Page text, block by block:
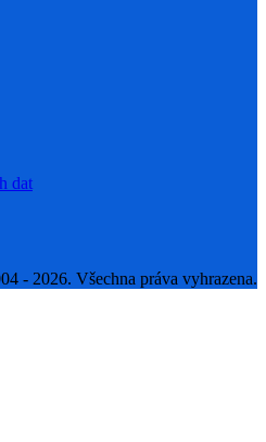
dat
- 2026. Všechna práva vyhrazena.